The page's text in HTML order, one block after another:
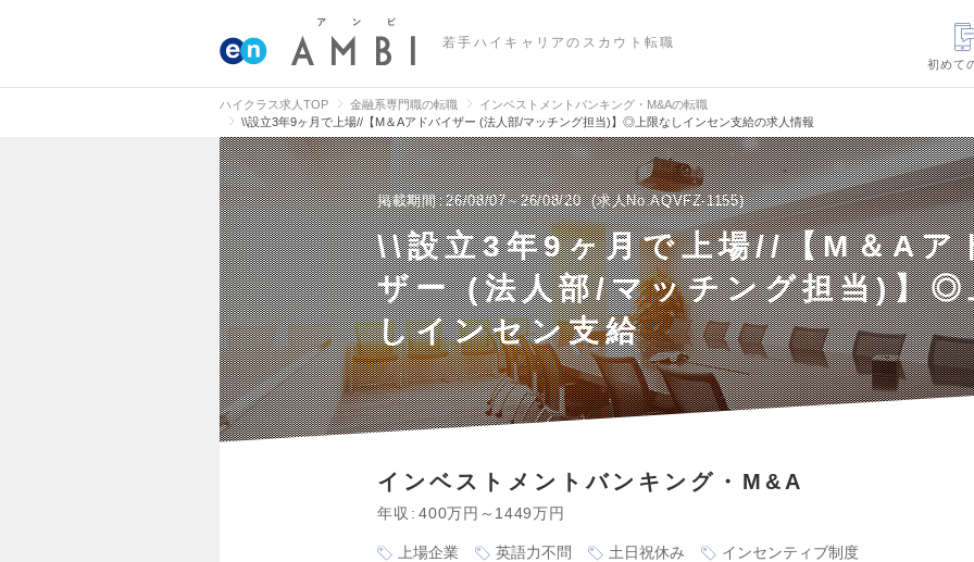
若手ハイキャリアのスカウト転職
初めて
ハイクラス求人TOP 金融系専門職の転職
インベストメントバンキング・M&Aの転職
\\設立3年9ヶ月で上場//【M＆Aアドバイザー (法人部/マッチング担当)】◎上限なしインセン支給の求人情報
掲載期間 26/08/07～26/08/20 求人No.AQVFZ-1155
\\設立3年9ヶ月で上場//【M＆Aア
ザー (法人部/マッチング担当)】◎
しインセン支給
インベストメントバンキング・M&A
年収 400万円～1449万円
上場企業 英語力不問 土日祝休み インセンティブ制度